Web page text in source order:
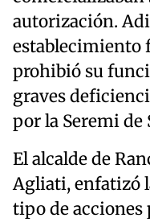
autorización.
establecimiento
prohibió su
graves
por la Seremi de
El alcalde de
Agliati, enfatizó
tipo de acciones